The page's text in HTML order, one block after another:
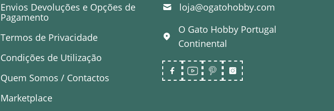
Envios Devoluções e Opções de
Pagamento
Termos de Privacidade
Condições de Utilização
Quem Somos / Contactos
Marketplace
loja@ogatohobby.com
O Gato Hobby Portugal
Continental